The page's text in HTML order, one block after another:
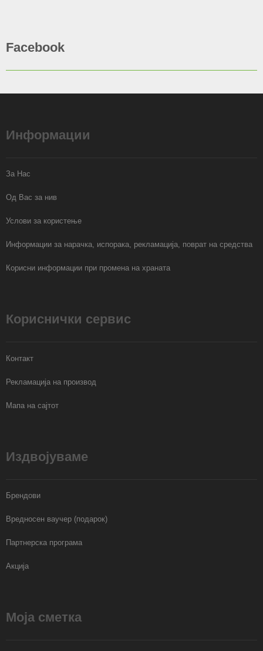
Facebook
Информации
За Нас
Од Вас за нив
Услови за користење
Информации за нарачка, испорака, рекламација, поврат на средства
Корисни информации при промена на храната
Кориснички сервис
Контакт
Рекламација на производ
Мапа на сајтот
Издвојуваме
Брендови
Вредносен ваучер (подарок)
Партнерска програма
Акција
Моја сметка